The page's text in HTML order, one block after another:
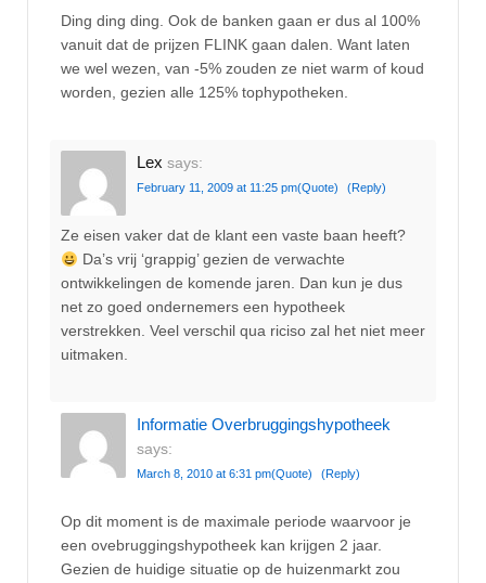
Ding ding ding. Ook de banken gaan er dus al 100%
vanuit dat de prijzen FLINK gaan dalen. Want laten
we wel wezen, van -5% zouden ze niet warm of koud
worden, gezien alle 125% tophypotheken.
Lex says:
February 11, 2009 at 11:25 pm(Quote) (Reply)
Ze eisen vaker dat de klant een vaste baan heeft?
Da’s vrij ‘grappig’ gezien de verwachte
ontwikkelingen de komende jaren. Dan kun je dus
net zo goed ondernemers een hypotheek
verstrekken. Veel verschil qua riciso zal het niet meer
uitmaken.
Informatie Overbruggingshypotheek
says:
March 8, 2010 at 6:31 pm(Quote) (Reply)
Op dit moment is de maximale periode waarvoor je
een ovebruggingshypotheek kan krijgen 2 jaar.
Gezien de huidige situatie op de huizenmarkt zou